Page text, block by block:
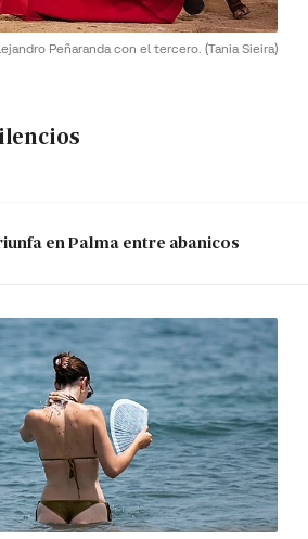
Peñaranda con el tercero. (Tania Sieira)
en Palma entre abanicos